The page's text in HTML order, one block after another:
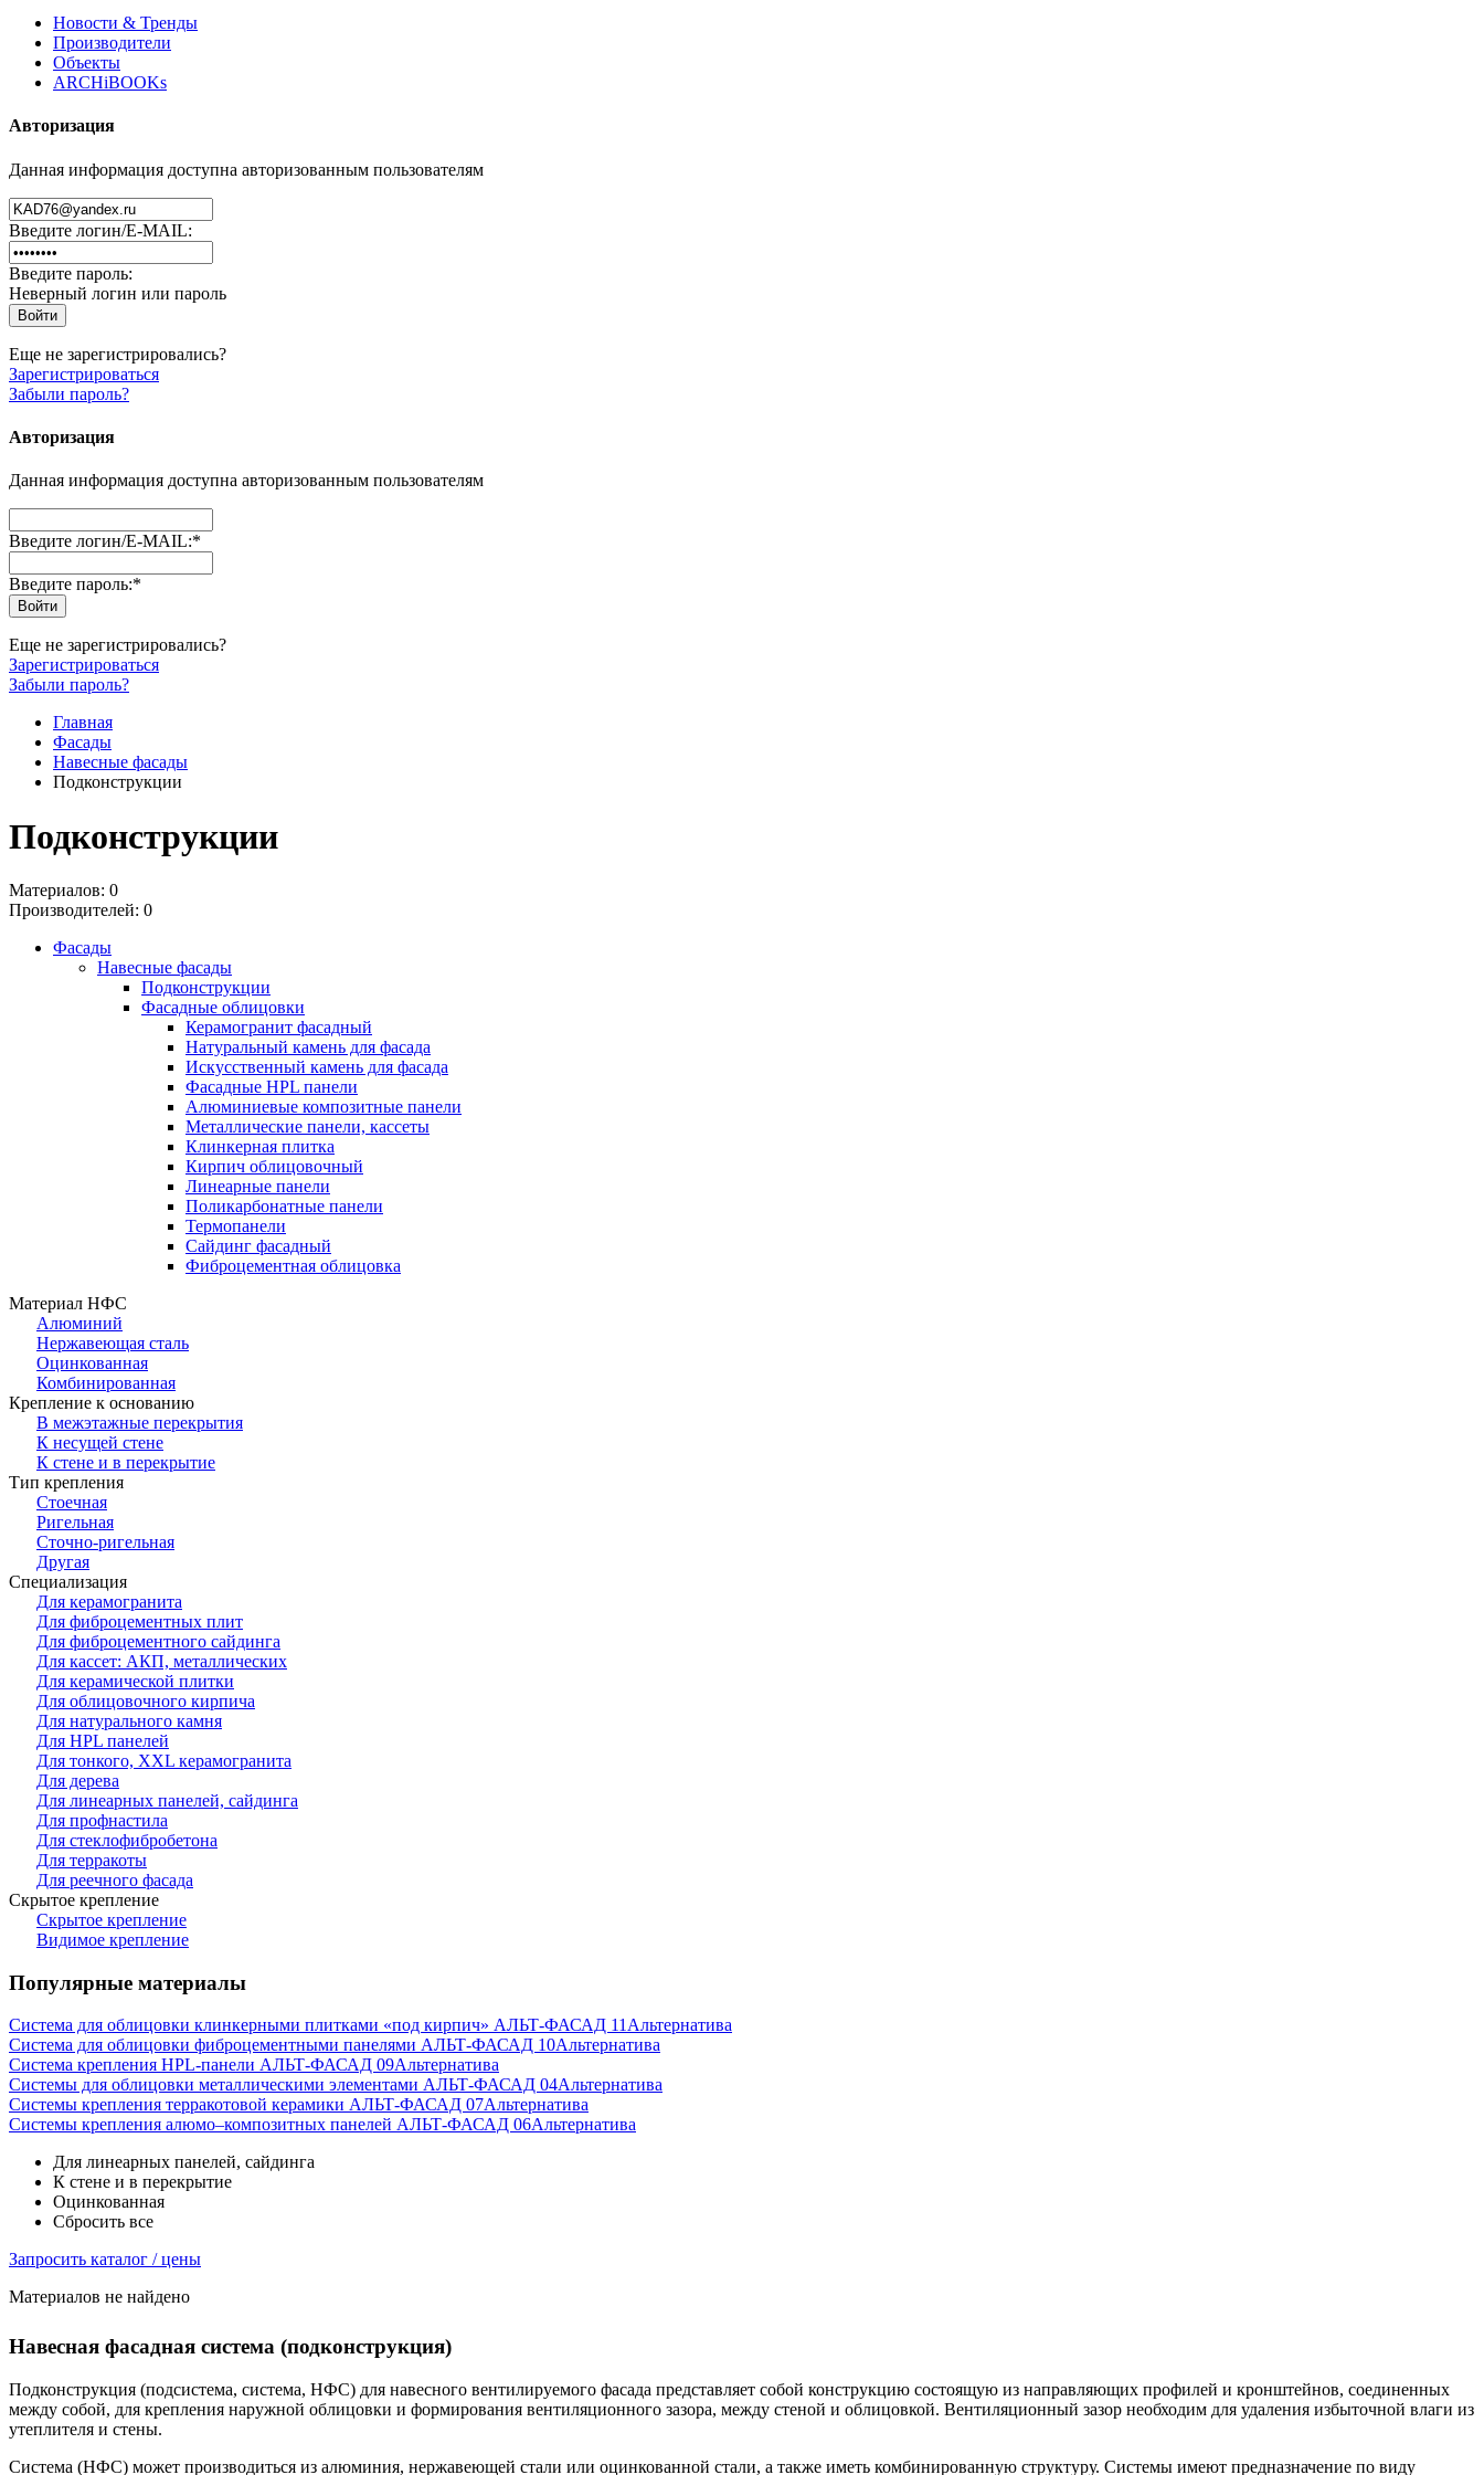
Новости & Тренды
Производители
Объекты
ARCHiBOOKs
Авторизация
Данная информация доступна авторизованным пользователям
Введите логин/E-MAIL:
Введите пароль:
Неверный логин или пароль
Еще не зарегистрировались?
Зарегистрироваться
Забыли пароль?
Авторизация
Данная информация доступна авторизованным пользователям
Введите логин/E-MAIL:*
Введите пароль:*
Еще не зарегистрировались?
Зарегистрироваться
Забыли пароль?
Главная
Фасады
Навесные фасады
Подконструкции
Подконструкции
Материалов: 0
Производителей: 0
Фасады
Навесные фасады
Подконструкции
Фасадные облицовки
Керамогранит фасадный
Натуральный камень для фасада
Искусственный камень для фасада
Фасадные HPL панели
Алюминиевые композитные панели
Металлические панели, кассеты
Клинкерная плитка
Кирпич облицовочный
Линеарные панели
Поликарбонатные панели
Термопанели
Сайдинг фасадный
Фиброцементная облицовка
Материал НФС
Алюминий
Нержавеющая сталь
Оцинкованная
Комбинированная
Крепление к основанию
В межэтажные перекрытия
К несущей стене
К стене и в перекрытие
Тип крепления
Стоечная
Ригельная
Сточно-ригельная
Другая
Специализация
Для керамогранита
Для фиброцементных плит
Для фиброцементного сайдинга
Для кассет: АКП, металлических
Для керамической плитки
Для облицовочного кирпича
Для натурального камня
Для HPL панелей
Для тонкого, XXL керамогранита
Для дерева
Для линеарных панелей, сайдинга
Для профнастила
Для стеклофибробетона
Для терракоты
Для реечного фасада
Скрытое крепление
Скрытое крепление
Видимое крепление
Популярные материалы
Система для облицовки клинкерными плитками «под кирпич» АЛЬТ-ФАСАД 11 Альтернатива
Система для облицовки фиброцементными панелями АЛЬТ-ФАСАД 10Альтернатива
Система крепления HPL-панели АЛЬТ-ФАСАД 09Альтернатива
Системы для облицовки металлическими элементами АЛЬТ-ФАСАД 04Альтернатива
Системы крепления терракотовой керамики АЛЬТ-ФАСАД 07Альтернатива
Cистемы крепления алюмо–композитных панелей АЛЬТ-ФАСАД 06Альтернатива
Для линеарных панелей, сайдинга
К стене и в перекрытие
Оцинкованная
Сбросить все
Запросить каталог / цены
Материалов не найдено
Навесная фасадная система (подконструкция)
Подконструкция (подсистема, система, НФС) для навесного вентилируемого фасада представляет собой конструкцию состоящую из направляющих профилей и кронштейнов, соединенных
между собой, для крепления наружной облицовки и формирования вентиляционного зазора, между стеной и облицовкой. Вентиляционный зазор необходим для удаления избыточной влаги из
утеплителя и стены.
Система (НФС) может производиться из алюминия, нержавеющей стали или оцинкованной стали, а также иметь комбинированную структуру. Системы имеют предназначение по виду